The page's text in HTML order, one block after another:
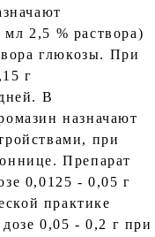
2,5 % раствора)
глюкозы. При
г
В
назначают
при
Препарат
0,0125 - 0,05 г
практике
0,05 - 0,2 г при